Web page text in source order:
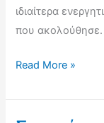
ιδιαίτερα
που
Σεμινάριο
Συστήματος
Read More »